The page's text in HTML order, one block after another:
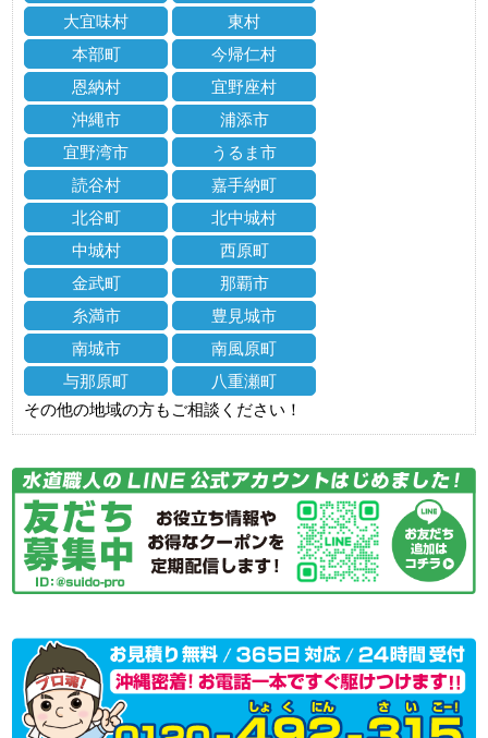
大宜味村
東村
本部町
今帰仁村
恩納村
宜野座村
沖縄市
浦添市
宜野湾市
うるま市
読谷村
嘉手納町
北谷町
北中城村
中城村
西原町
金武町
那覇市
糸満市
豊見城市
南城市
南風原町
与那原町
八重瀬町
その他の地域の方もご相談ください！